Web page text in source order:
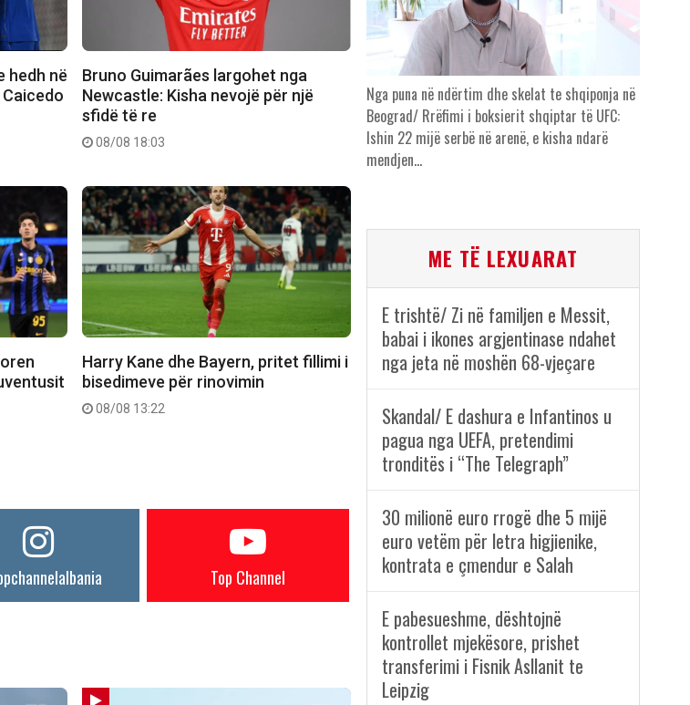
hedh në
Bruno Guimarães largohet nga
Newcastle: Kisha nevojë për një
sfidë të re
08/08 18:03
Harry Kane dhe Bayern, pritet fillimi i
bisedimeve për rinovimin
08/08 13:22
Top Channel
Nga puna në ndërtim dhe skelat te shqiponja në
Beograd/ Rrëfimi i boksierit shqiptar të UFC:
Ishin 22 mijë serbë në arenë, e kisha ndarë
mendjen…
ME TË LEXUARAT
E trishtë/ Zi në familjen e Messit,
babai i ikones argjentinase ndahet
nga jeta në moshën 68-vjeçare
Skandal/ E dashura e Infantinos u
pagua nga UEFA, pretendimi
tronditës i “The Telegraph”
30 milionë euro rrogë dhe 5 mijë
euro vetëm për letra higjienike,
kontrata e çmendur e Salah
E pabesueshme, dështojnë
kontrollet mjekësore, prishet
transferimi i Fisnik Asllanit te
Leipzig